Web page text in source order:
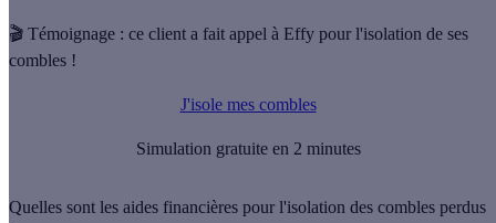
🎬 Témoignage : ce client a fait appel à Effy pour l'isolation de ses
combles !
J'isole mes combles
Simulation gratuite en 2 minutes
Quelles sont les aides financières pour l'isolation des combles perdus